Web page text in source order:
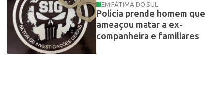
EM FÁTIMA DO SUL
Polícia prende homem que
ameaçou matar a ex-
companheira e familiares